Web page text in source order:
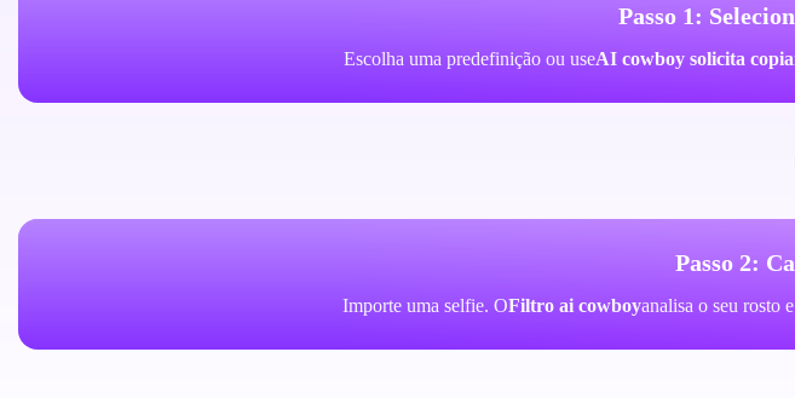
Passo 1:
Escolha uma predefinição ou useAI cowboy solicita
Passo 2:
Importe uma selfie. OFiltro ai cowboyanalisa o seu rosto